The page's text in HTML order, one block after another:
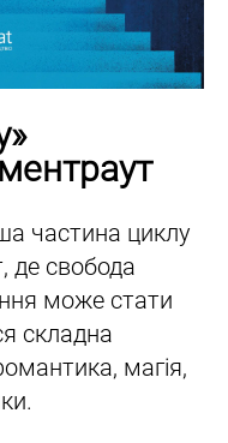
частина циклу
де свобода
може стати
складна
магія,